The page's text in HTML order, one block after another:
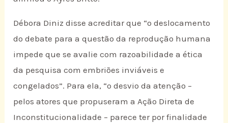
Débora Diniz disse acreditar que “o deslocamento
do debate para a questão da reprodução humana
impede que se avalie com razoabilidade a ética
da pesquisa com embriões inviáveis e
congelados”. Para ela, “o desvio da atenção –
pelos atores que propuseram a Ação Direta de
Inconstitucionalidade – parece ter por finalidade